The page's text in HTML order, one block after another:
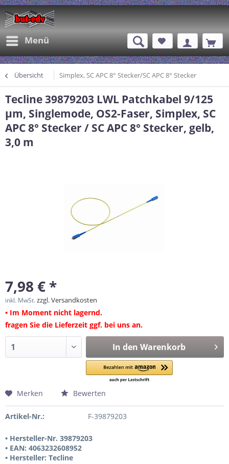
Menü
Übersicht Simplex, SC APC 8° Stecker/SC APC 8° Stecker
Tecline 39879203 LWL Patchkabel 9/125
µm, Singlemode, OS2-Faser, Simplex, SC
APC 8° Stecker / SC APC 8° Stecker, gelb,
3,0 m
7,98 € *
inkl. MwSt.zzgl. Versandkosten
• Im Moment nicht lagernd.
fragen Sie die Lieferzeit ggf. bei uns an.
In den Warenkorb
Merken Bewerten
Artikel-Nr.: F-39879203
• Hersteller-Nr. 39879203
• EAN: 4063232608952
• Hersteller: Tecline